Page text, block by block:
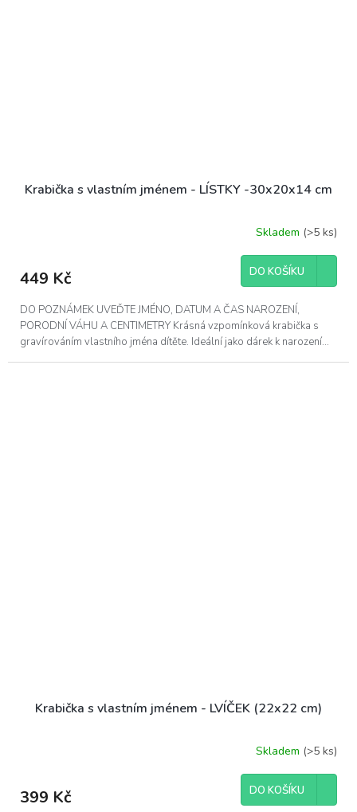
Krabička s vlastním jménem - LÍSTKY -30x20x14 cm
Skladem (>5 ks)
449 Kč DO KOŠÍKU
DO POZNÁMEK UVEĎTE JMÉNO, DATUM A ČAS NAROZENÍ,
PORODNÍ VÁHU A CENTIMETRY Krásná vzpomínková krabička s
gravírováním vlastního jména dítěte. Ideální jako dárek k narození...
Krabička s vlastním jménem - LVÍČEK (22x22 cm)
je
Skladem (>5 ks)
399 Kč DO KOŠÍKU